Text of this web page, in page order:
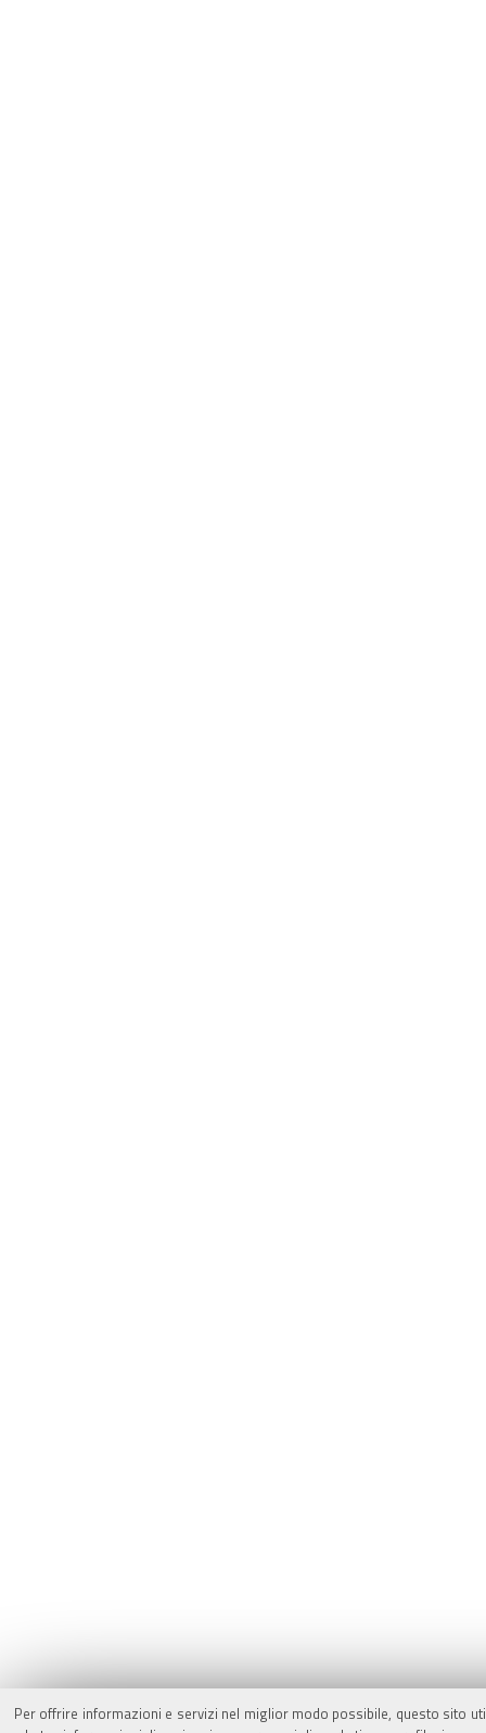
Per offrire informazioni e servizi nel miglior modo possibile, questo sito